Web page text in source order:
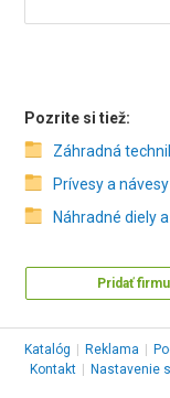
Pozrite si tiež:
Záhradná
Prívesy a návesy
Náhradné diely
Pridať firmu
Katalóg Reklama
Kontakt
Nastavenie